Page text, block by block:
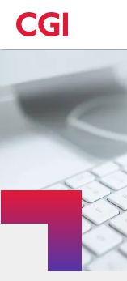
Skip
to
main